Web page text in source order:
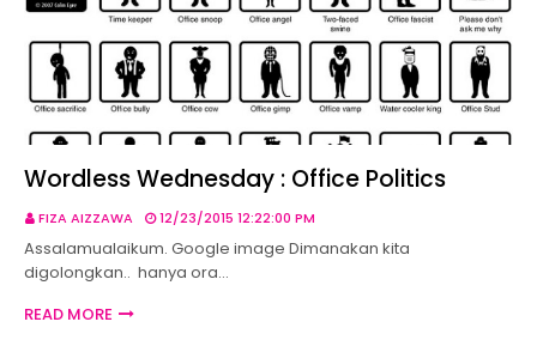
Wordless Wednesday : Office Politics
FIZA AIZZAWA 12/23/2015 12:22:00 PM
Assalamualaikum. Google image Dimanakan kita
digolongkan.. hanya ora…
READ MORE